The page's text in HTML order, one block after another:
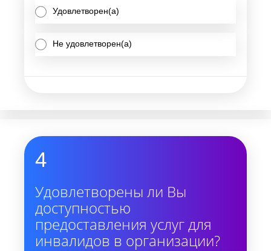
Удовлетворен(а)
Не удовлетворен(а)
4
Удовлетворены ли Вы
доступностью
предоставления услуг для
инвалидов в организации?